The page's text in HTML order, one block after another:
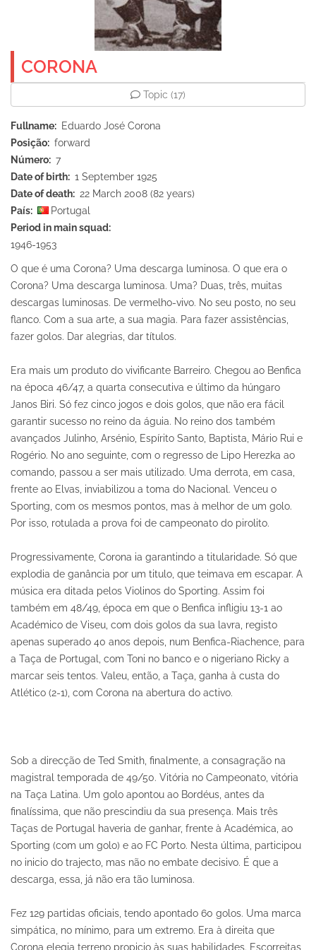
CORONA
Topic (17)
Fullname
Eduardo José Corona
Posição
forward
Número
7
Date of birth
1 September 1925
Date of death
22 March 2008 (82 years)
País
Portugal
Period in main squad
1946-1953
O que é uma Corona? Uma descarga luminosa. O que era o
Corona? Uma descarga luminosa. Uma? Duas, três, muitas
descargas luminosas. De vermelho-vivo. No seu posto, no seu
flanco. Com a sua arte, a sua magia. Para fazer assistências,
fazer golos. Dar alegrias, dar títulos.
Era mais um produto do vivificante Barreiro. Chegou ao Benfica
na época 46/47, a quarta consecutiva e último da húngaro
Janos Biri. Só fez cinco jogos e dois golos, que não era fácil
garantir sucesso no reino da águia. No reino dos também
avançados Julinho, Arsénio, Espírito Santo, Baptista, Mário Rui e
Rogério. No ano seguinte, com o regresso de Lipo Herezka ao
comando, passou a ser mais utilizado. Uma derrota, em casa,
frente ao Elvas, inviabilizou a toma do Nacional. Venceu o
Sporting, com os mesmos pontos, mas à melhor de um golo.
Por isso, rotulada a prova foi de campeonato do pirolito.
Progressivamente, Corona ia garantindo a titularidade. Só que
explodia de ganância por um titulo, que teimava em escapar. A
música era ditada pelos Violinos do Sporting. Assim foi
também em 48/49, época em que o Benfica infligiu 13-1 ao
Académico de Viseu, com dois golos da sua lavra, registo
apenas superado 40 anos depois, num Benfica-Riachence, para
a Taça de Portugal, com Toni no banco e o nigeriano Ricky a
marcar seis tentos. Valeu, então, a Taça, ganha à custa do
Atlético (2-1), com Corona na abertura do activo.
Sob a direcção de Ted Smith, finalmente, a consagração na
magistral temporada de 49/50. Vitória no Campeonato, vitória
na Taça Latina. Um golo apontou ao Bordéus, antes da
finalíssima, que não prescindiu da sua presença. Mais três
Taças de Portugal haveria de ganhar, frente à Académica, ao
Sporting (com um golo) e ao FC Porto. Nesta última, participou
no inicio do trajecto, mas não no embate decisivo. É que a
descarga, essa, já não era tão luminosa.
Fez 129 partidas oficiais, tendo apontado 60 golos. Uma marca
simpática, no mínimo, para um extremo. Era à direita que
Corona elegia terreno propicio às suas habilidades. Escorreitas,